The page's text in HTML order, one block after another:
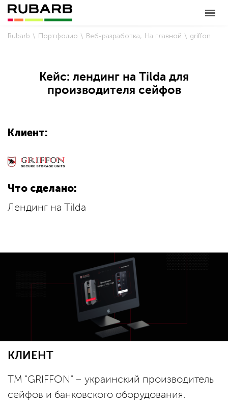
Rubarb Портфолио Веб-разработка На главной griffon
Кейс: лендинг на Tilda для
производителя сейфов
Клиент:
Что сделано:
Лендинг на Tilda
КЛИЕНТ
ТМ "GRIFFON" – украинский производитель
сейфов и банковского оборудования.